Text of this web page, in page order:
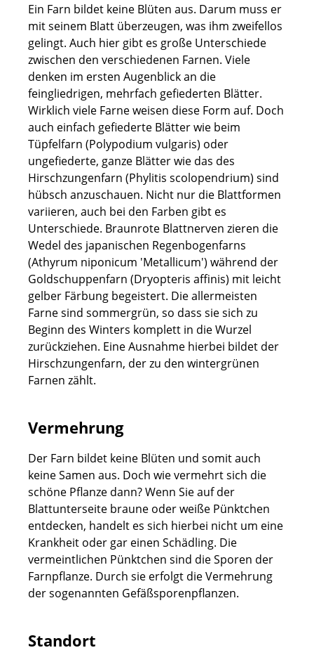
Ein Farn bildet keine Blüten aus. Darum muss er
mit seinem Blatt überzeugen, was ihm zweifellos
gelingt. Auch hier gibt es große Unterschiede
zwischen den verschiedenen Farnen. Viele
denken im ersten Augenblick an die
feingliedrigen, mehrfach gefiederten Blätter.
Wirklich viele Farne weisen diese Form auf. Doch
auch einfach gefiederte Blätter wie beim
Tüpfelfarn (Polypodium vulgaris) oder
ungefiederte, ganze Blätter wie das des
Hirschzungenfarn (Phylitis scolopendrium) sind
hübsch anzuschauen. Nicht nur die Blattformen
variieren, auch bei den Farben gibt es
Unterschiede. Braunrote Blattnerven zieren die
Wedel des japanischen Regenbogenfarns
(Athyrum niponicum 'Metallicum') während der
Goldschuppenfarn (Dryopteris affinis) mit leicht
gelber Färbung begeistert. Die allermeisten
Farne sind sommergrün, so dass sie sich zu
Beginn des Winters komplett in die Wurzel
zurückziehen. Eine Ausnahme hierbei bildet der
Hirschzungenfarn, der zu den wintergrünen
Farnen zählt.
Vermehrung
Der Farn bildet keine Blüten und somit auch
keine Samen aus. Doch wie vermehrt sich die
schöne Pflanze dann? Wenn Sie auf der
Blattunterseite braune oder weiße Pünktchen
entdecken, handelt es sich hierbei nicht um eine
Krankheit oder gar einen Schädling. Die
vermeintlichen Pünktchen sind die Sporen der
Farnpflanze. Durch sie erfolgt die Vermehrung
der sogenannten Gefäßsporenpflanzen.
Standort